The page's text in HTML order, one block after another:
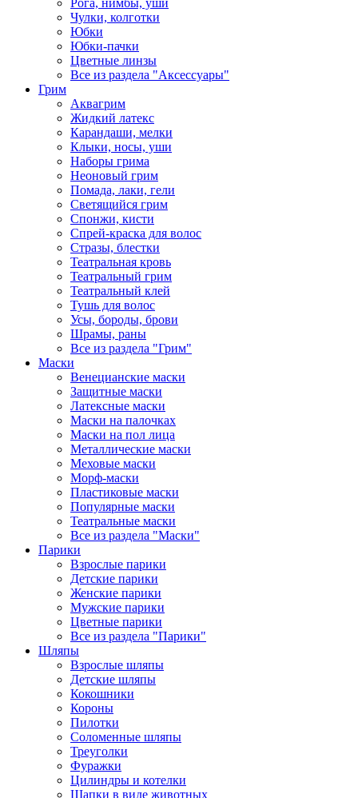
Рога, нимбы, уши
Чулки, колготки
Юбки
Юбки-пачки
Цветные линзы
Все из раздела "Аксессуары"
Грим
Аквагрим
Жидкий латекс
Карандаши, мелки
Клыки, носы, уши
Наборы грима
Неоновый грим
Помада, лаки, гели
Светящийся грим
Спонжи, кисти
Спрей-краска для волос
Стразы, блестки
Театральная кровь
Театральный грим
Театральный клей
Тушь для волос
Усы, бороды, брови
Шрамы, раны
Все из раздела "Грим"
Маски
Венецианские маски
Защитные маски
Латексные маски
Маски на палочках
Маски на пол лица
Металлические маски
Меховые маски
Морф-маски
Пластиковые маски
Популярные маски
Театральные маски
Все из раздела "Маски"
Парики
Взрослые парики
Детские парики
Женские парики
Мужские парики
Цветные парики
Все из раздела "Парики"
Шляпы
Взрослые шляпы
Детские шляпы
Кокошники
Короны
Пилотки
Соломенные шляпы
Треуголки
Фуражки
Цилиндры и котелки
Шапки в виде животных